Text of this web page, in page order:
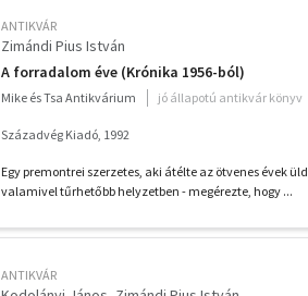
ANTIKVÁR
Zimándi Pius István
A forradalom éve (Krónika 1956-ból)
Mike és Tsa Antikvárium jó állapotú antikvár könyv
Századvég Kiadó, 1992
Egy premontrei szerzetes, aki átélte az ötvenes évek
valamivel tűrhetőbb helyzetben - megérezte, hogy ...
ANTIKVÁR